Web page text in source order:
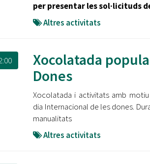
per presentar les sol·licituds
Altres activitats
Xocolatada
Dones
Xocolatada i activitats amb
dia Internacional de les dones.
manualitats
Altres activitats